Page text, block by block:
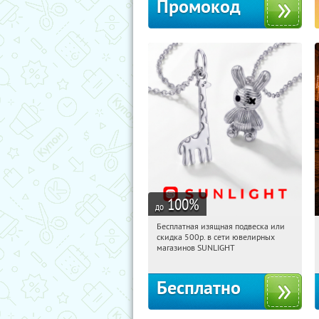
Промокод
до 100%
12:27:04 Получили:
Россия
Бесплатная изящная подвеска или
скидка 500р. в сети ювелирных
магазинов SUNLIGHT
Бесплатно